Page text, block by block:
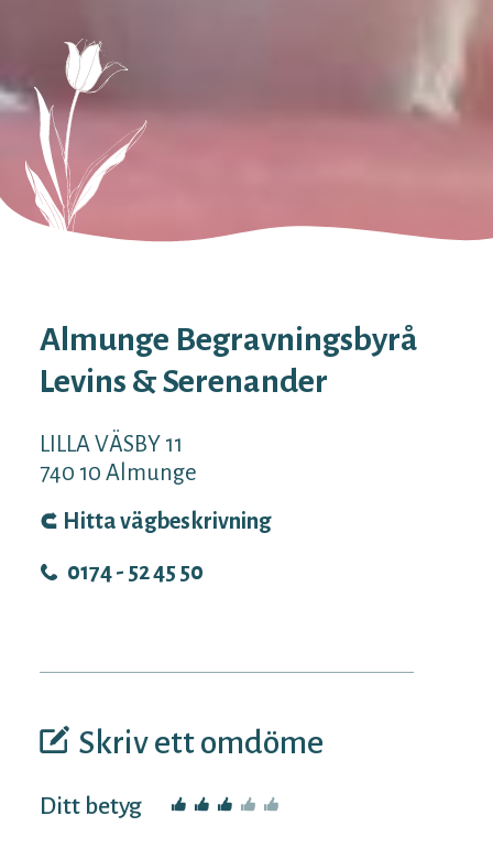
Skriv ett omdöme
Ditt betyg
Almunge Begravningsbyrå
Levins & Serenander
LILLA VÄSBY 11
740 10 Almunge
Hitta vägbeskrivning
0174 - 52 45 50